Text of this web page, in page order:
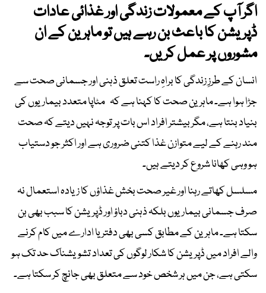
اگر آپ کے معمولات زندگی اور غذائی عادات
ڈپریشن کا باعث بن رہے ہیں تو ماہرین کے ان
مشوروں پر عمل کریں۔
انسان کے طرزِ زندگی کا براہِ راست تعلق ذہنی اور جسمانی صحت سے
جڑا ہوا ہے۔ ماہرین صحت کا کہنا ہے کہ مٹاپا متعدد بیماریوں کی
بنیاد بنتا ہے، مگر بیشتر افراد اس بات پر توجہ نہیں دیتے کہ صحت
مند رہنے کے لیے متوازن غذا کتنی ضروری ہے اور اکثر جو دستیاب
ہو وہی کھانا شروع کر دیتے ہیں۔
مسلسل کھاتے رہنا اور غیر صحت بخش غذاؤں کا زیادہ استعمال نہ
صرف جسمانی بیماریوں بلکہ ذہنی دباؤ اور ڈپریشن کا سبب بھی بن
سکتا ہے۔ ماہرین کے مطابق کسی بھی دفتر یا ادارے میں کام کرنے
والے افراد میں ڈپریشن کا شکار لوگوں کی تعداد تشویشناک حد تک ہو
سکتی ہے، جن میں ہر شخص خود سے متعلق بھی جانچ کر سکتا ہے۔